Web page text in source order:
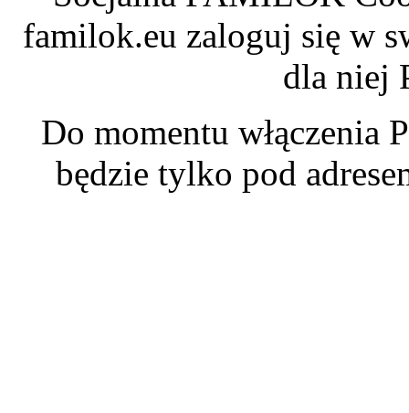
familok.eu zaloguj się w
dla niej
Do momentu włączenia
będzie tylko pod